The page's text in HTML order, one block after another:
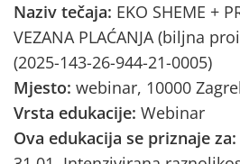
Naziv tečaja: EKO SHEME +
VEZANA PLAĆANJA (biljna
(2025-143-26-944-21-0005)
Mjesto: webinar, 10000
Vrsta edukacije: Webinar
Ova edukacija se priznaje za: